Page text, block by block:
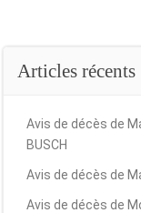
Articles récents
Avis de décès de
BUSCH
Avis de décès de
Avis de décès de